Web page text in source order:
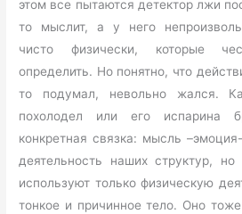
этом все пытаются детектор лжи
то мыслит, а у него
чисто физически, которые
определить. Но понятно, что
то подумал, невольно жался.
похолодел или его испарина
конкретная связка: мысль
деятельность наших структур,
используют только физическую
тонкое и причинное тело. Оно